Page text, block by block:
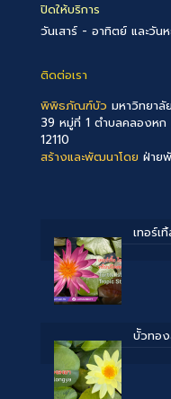
ปิดให้บริการ
วันเสาร์ - อาทิตย์ และวั
ติดต่อเรา
พิพิธภัณฑ์บัว มหาวิทยาลั
39 หมู่ที่ 1 ตำบลคลองห
12110
สร้างและพัฒนาโดย ฝ่าย
เทอร์เ
บััวทอ